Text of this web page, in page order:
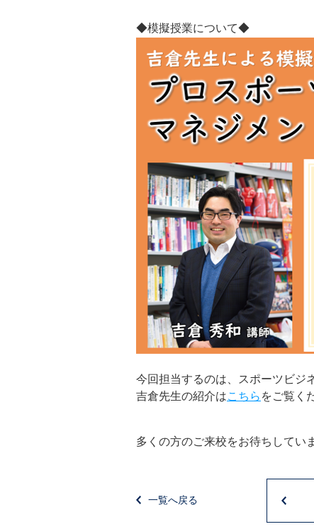
◆模擬授業について◆
今回担当するのは、スポーツビジ
吉倉先生の紹介はこちら をご覧く
多くの方のご来校をお待ちしてい
一覧へ戻る